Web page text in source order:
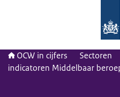
OCW in cijfers Sectoren
indicatoren Middelbaar